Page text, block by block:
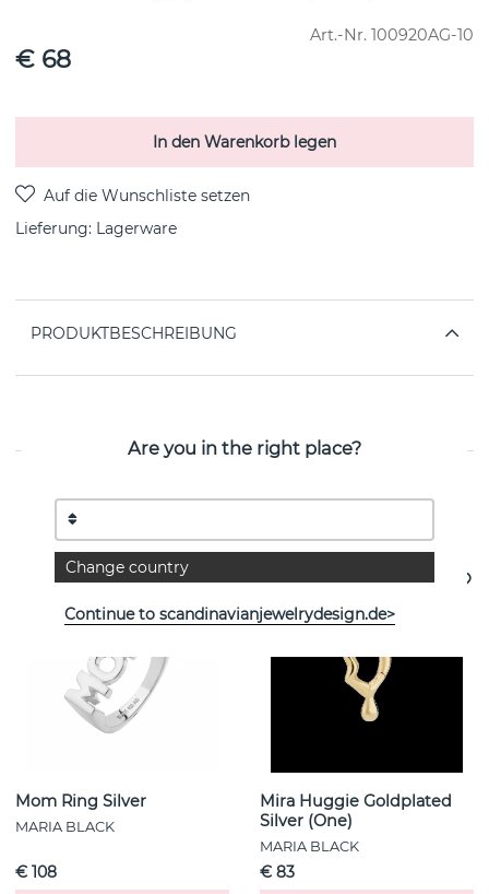
Art.-Nr. 100920AG-10
€ 68
In den Warenkorb legen
Lieferung: Lagerware
PRODUKTBESCHREIBUNG
Mom Ring Silver
MARIA BLACK
€ 108
Mira Huggie Goldplated
Silver (One)
MARIA BLACK
€ 83
Are you in the right place?
Change country
Continue to scandinavianjewelrydesign.de>